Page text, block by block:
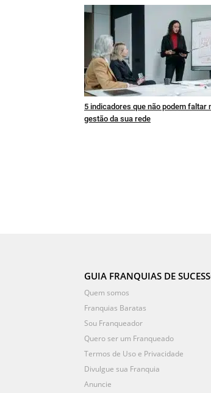
5 indicadores que não podem faltar
gestão da sua rede
GUIA FRANQUIAS DE
Quem somos
Franquias Baratas
Sou Franqueador
Quero ser um Franqueado
Termos de Uso e Privacidade
Divulgue sua Franquia
Anuncie